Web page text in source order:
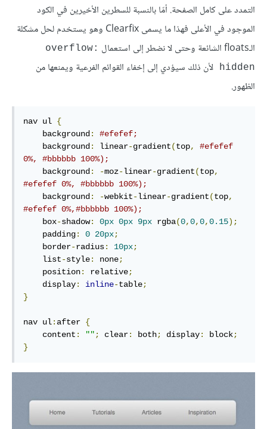
التمدد على كامل الصفحة. أمّا بالنسبة للسطرين الأخيرين في الكود
الموجود في الأعلى فهذا ما يسمى Clearfix وهو يستخدم لحل مشكلة
الـfloats الشائعة وحتى لا نضطر إلى استعمال
overflow:
hidden
لأن ذلك سيؤدي إلى إخفاء القوائم الفرعية ويمنعها من
الظهور.
nav ul {
    background
:
#efefef;
    background
: linear-gradient(top,
#efefef
0%, #bbbbbb 100%);
    background
: -moz-linear-gradient(top,
#efefef 0%, #bbbbbb 100%);
    background
: -webkit-linear-gradient(top,
#efefef 0%,#bbbbbb 100%);
    box
-shadow: 0px 0px 9px rgba(0,0,0,0.15);
    padding
: 0 20px;
    border
-radius: 10px;
    list
-style: none;
    position
: relative;
    display
: inline-table;
}
nav ul: after {
    content
: "" ; clear: both; display: block;
}